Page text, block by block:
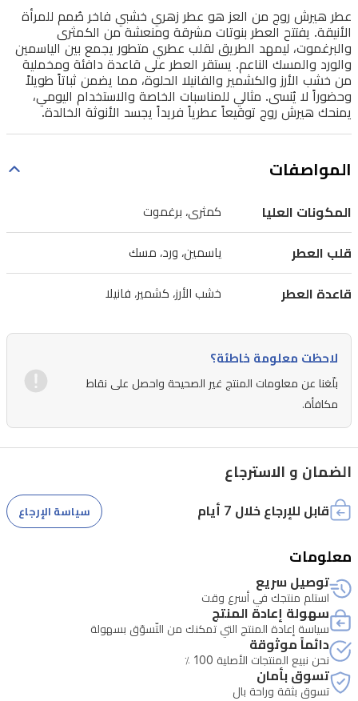
من
الكمثرى
والبرغموت،
ليمهد
الطريق
عطري
يجمع
والورد
الناعم.
يستقر
العطر
على
ومخملية
من
الأرز
والكشمير
والفانيلا
الحلوة،
مما
يضمن
عطر هيرش روج من العز هو عطر زهري خشبي فاخر صُمم للمرأة
الأنيقة. يفتتح العطر بنوتات مشرقة ومنعشة من الكمثرى
والبرغموت، ليمهد الطريق لقلب عطري متطور يجمع بين الياسمين
والورد والمسك الناعم. يستقر العطر على قاعدة دافئة ومخملية
من خشب الأرز والكشمير والفانيلا الحلوة، مما يضمن ثباتاً طويلاً
وحضوراً لا يُنسى. مثالي للمناسبات الخاصة والاستخدام اليومي،
يمنحك هيرش روج توقيعاً عطرياً فريداً يجسد الأنوثة الخالدة.
المواصفات
المكونات العليا كمثرى، برغموت
قلب العطر ياسمين، ورد، مسك
قاعدة العطر خشب الأرز، كشمير، فانيلا
لاحظت معلومة خاطئة؟
بلّغنا عن معلومات المنتج غير الصحيحة واحصل على نقاط
مكافأة.
الضمان و الاسترجاع
قابل للإرجاع خلال 7 أيام سياسة الإرجاع
معلومات
توصيل سريع
استلم منتجك في أسرع وقت
سهولة إعادة المنتج
سياسة إعادة المنتج التي تمكنك من التّسوّق بسهولة
دائماً موثوقة
نحن نبيع المنتجات الأصلية 100 ٪
تسوق بأمان
تسوق بثقة وراحة بال